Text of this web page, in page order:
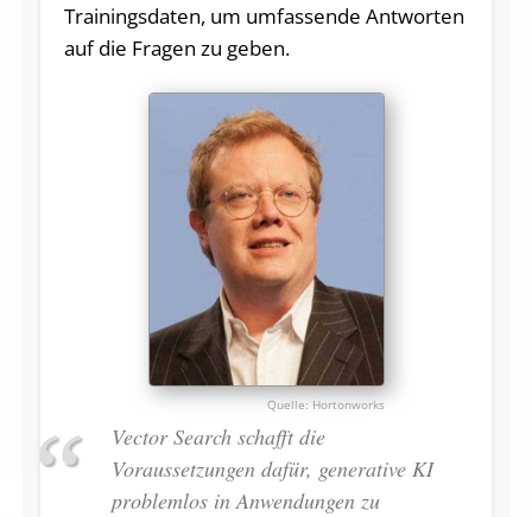
Trainingsdaten, um umfassende Antworten
auf die Fragen zu geben.
Hortonworks
Vector Search schafft die
Voraussetzungen dafür, generative KI
problemlos in Anwendungen zu